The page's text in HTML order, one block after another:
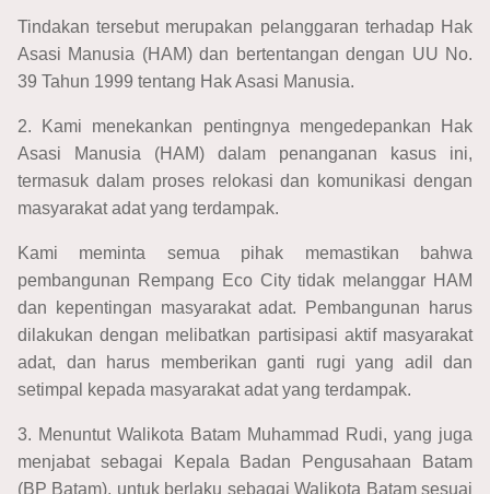
Tindakan tersebut merupakan pelanggaran terhadap Hak
Asasi Manusia (HAM) dan bertentangan dengan UU No.
39 Tahun 1999 tentang Hak Asasi Manusia.
2. Kami menekankan pentingnya mengedepankan Hak
Asasi Manusia (HAM) dalam penanganan kasus ini,
termasuk dalam proses relokasi dan komunikasi dengan
masyarakat adat yang terdampak.
Kami meminta semua pihak memastikan bahwa
pembangunan Rempang Eco City tidak melanggar HAM
dan kepentingan masyarakat adat. Pembangunan harus
dilakukan dengan melibatkan partisipasi aktif masyarakat
adat, dan harus memberikan ganti rugi yang adil dan
setimpal kepada masyarakat adat yang terdampak.
3. Menuntut Walikota Batam Muhammad Rudi, yang juga
menjabat sebagai Kepala Badan Pengusahaan Batam
(BP Batam), untuk berlaku sebagai Walikota Batam sesuai